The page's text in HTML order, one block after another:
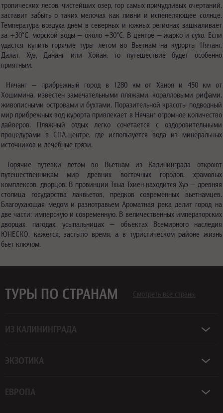
тропических лесов, чистейших озер, гор самых причудливых очертаний,
заставит забыть о таких мелочах как ливни и испепеляющее солнце.
Температура воздуха днем в северных и южных регионах зашкаливает
за +30°C, морской воды — около +30°C. В центре — жарко и сухо. Если
удастся купить горячие туры летом во Вьетнам на курорты Нячанг,
Далат, Хуэ, Дананг или Хойан, то путешествие будет особенно
приятным.
Нячанг — прибрежный город в 1280 км от Ханоя и 450 км от
Хошимина, известен замечательными пляжами, коралловыми рифами,
живописными островами и бухтами. Поразительной красоты подводный
мир прибрежных вод курорта привлекает в Нячанг огромное количество
дайверов. Пляжный отдых легко сочетается с оздоровительными
процедурами в СПА-центре, где используется вода из минеральных
источников и лечебные грязи.
Горячие путевки летом во Вьетнам из Калининграда откроют
путешественникам мир древних восточных городов, храмовых
комплексов, дворцов. В провинции Тхыа Тхиен находится Хуэ — древняя
столица государства лаквьетов, предков современных вьетнамцев.
Благоухающая медом и разнотравьем Ароматная река делит город на
две части: имперскую и современную. В величественных императорских
дворцах, пагодах, усыпальницах — объектах Всемирного наследия
ЮНЕСКО, кажется, застыло время, а в туристическом районе жизнь
бьет ключом.
ТУРЫ ПО СТРАНАМ Смотреть все страны
ИЗ КАЛИНИНГРАДА
ЭКЗОТИКА
ЕВРОПА